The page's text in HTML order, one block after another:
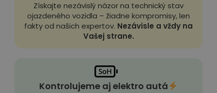
Získajte nezávislý názor na technický stav
ojazdeného vozidla – žiadne kompromisy, len
fakty od našich expertov. Nezávisle a vždy na
Vašej strane.
Kontrolujeme aj elektro autá